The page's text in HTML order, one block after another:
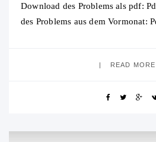
Download des Problems als pdf:
des Problems aus dem Vormonat:
READ MORE